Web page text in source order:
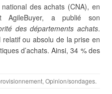
des achats (CNA), en
AgileBuyer, a publié son
des départements achats.
ou absolu de la prise en
d’achats. Ainsi, 34 % des
, Opinion/sondages.